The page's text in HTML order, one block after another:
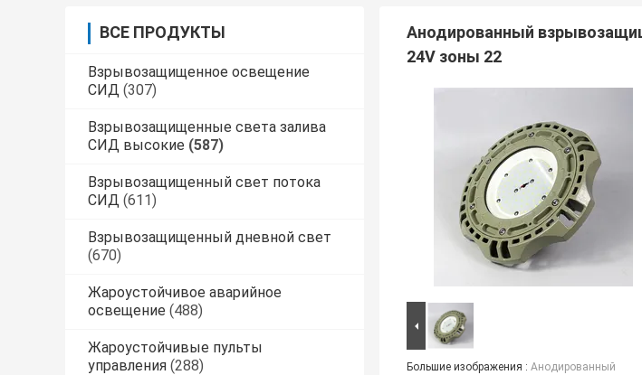
ВСЕ ПРОДУКТЫ
Взрывозащищенное освещение
СИД (307)
Взрывозащищенные света залива
СИД высокие (587)
Взрывозащищенный свет потока
СИД (611)
Взрывозащищенный дневной свет
(670)
Жароустойчивое аварийное
освещение (488)
Жароустойчивые пульты
управления (288)
Анодированный
24V зоны 22
Большие изображения : Анодированный